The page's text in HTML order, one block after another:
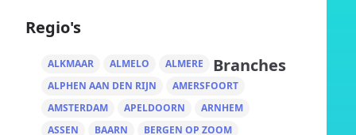
Regio's
ALKMAAR ALMELO
ALMERE
ALPHEN AAN DEN RIJN
AMERSFOORT
AMSTERDAM
APELDOORN
ARNHEM
ASSEN
BAARN
BERGEN OP ZOOM
Branches